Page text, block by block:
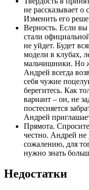
не рассказывает о
Изменить его
Верность. Если
стали
не уйдет. Будет
модели в клубах,
мальчишники. Но
Андрей всегда
себя чужие
берегитесь. Как
вариант – он, не
постесняется
Андрей
Прямота.
честно. Андрей
сожалению, для
нужно знать
Недостатки